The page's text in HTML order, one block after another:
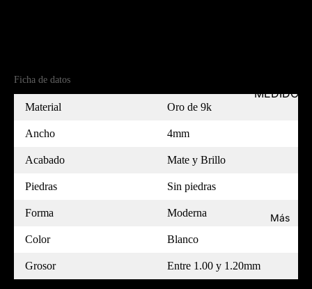
MEDIDOR
Más
Ficha de datos
Material Oro de 9k
Ancho 4mm
Acabado Mate y Brillo
Piedras Sin piedras
Forma Moderna
Color Blanco
Grosor Entre 1.00 y 1.20mm